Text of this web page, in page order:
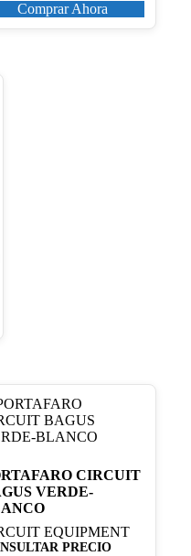
Comprar Ahora
CIRCUIT
VERDE-
EQUIPMENT
PRECIO